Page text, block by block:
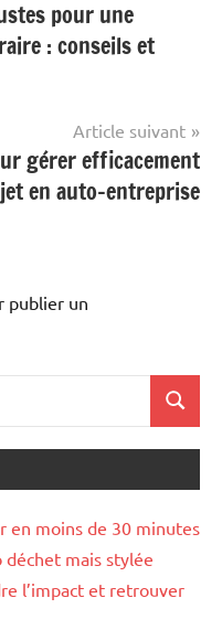
pour une
: conseils et
Article suivant
gérer efficacement
en auto-entreprise
publier un
en moins de 30 minutes
déchet mais stylée
l’impact et retrouver